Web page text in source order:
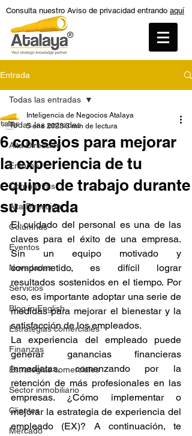
Consulta nuestro Aviso de privacidad entrando aquí
Entrada
Todas las entradas
Alta Dirección
Entorno
Coronavirus
Alta Dirección
Columnas
Eventos
Novedades
Servicios
Blog in English
Estrategias comerciales
Finanzas
Estrategias comerciales
Sector inmobiliario
Clientes
Mercado
Todas las entradas
6 consejos para mejorar
la experiencia de tu
equipo de trabajo durante
su jornada
Inteligencia de Negocios Atalaya
5 ene 2023 3 min de lectura
El cuidado del personal es una de las
claves para el éxito de una empresa.
Sin un equipo motivado y
comprometido, es difícil lograr
resultados sostenidos en el tiempo. Por
eso, es importante adoptar una serie de
medidas para mejorar el bienestar y la
satisfacción de los empleados.
La experiencia del empleado puede
generar ganancias financieras
inmediatas, comenzando por la
retención de más profesionales en las
empresas. ¿Cómo implementar o
mejorar la estrategia de experiencia del
empleado (EX)? A continuación, te